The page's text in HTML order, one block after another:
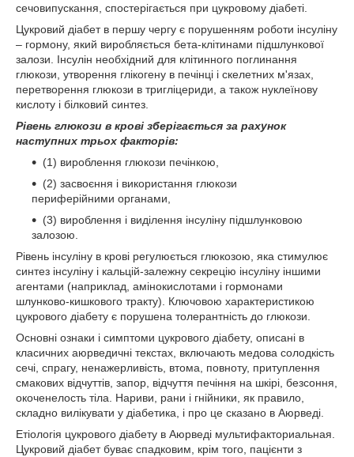
сечовипускання, спостерігається при цукровому діабеті.
Цукровий діабет в першу чергу є порушенням роботи інсуліну
– гормону, який виробляється бета-клітинами підшлункової
залози. Інсулін необхідний для клітинного поглинання
глюкози, утворення глікогену в печінці і скелетних м'язах,
перетворення глюкози в тригліцериди, а також нуклеїнову
кислоту і білковий синтез.
Рівень глюкози в крові зберігається за рахунок
наступних трьох факторів:
(1) вироблення глюкози печінкою,
(2) засвоєння і використання глюкози
периферійними органами,
(3) вироблення і виділення інсуліну підшлунковою
залозою.
Рівень інсуліну в крові регулюється глюкозою, яка стимулює
синтез інсуліну і кальцій-залежну секрецію інсуліну іншими
агентами (наприклад, амінокислотами і гормонами
шлунково-кишкового тракту). Ключовою характеристикою
цукрового діабету є порушена толерантність до глюкози.
Основні ознаки і симптоми цукрового діабету, описані в
класичних аюрведичні текстах, включають медова солодкість
сечі, спрагу, ненажерливість, втома, повноту, притуплення
смакових відчуттів, запор, відчуття печіння на шкірі, безсоння,
окоченелость тіла. Нариви, рани і гнійники, як правило,
складно вилікувати у діабетика, і про це сказано в Аюрведі.
Етіологія цукрового діабету в Аюрведі мультифакториальная.
Цукровий діабет буває спадковим, крім того, пацієнти з